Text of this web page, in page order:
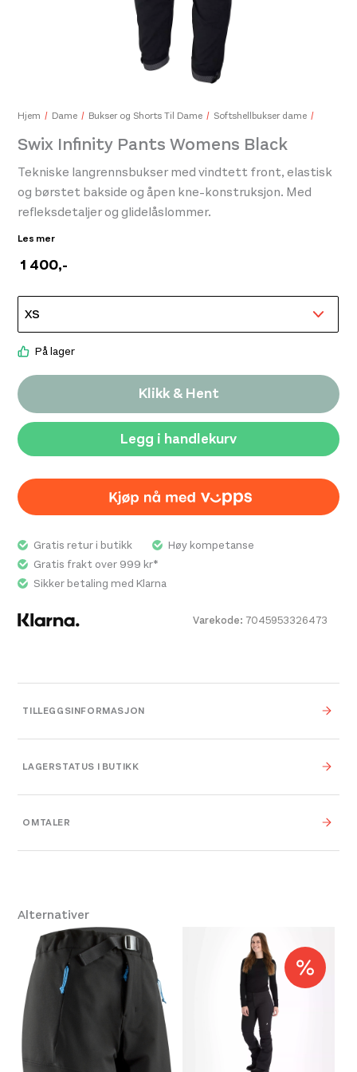
399,-
Hjem Dame Bukser og Shorts Til Dame Softshellbukser dame
Swix Infinity Pants Womens Black
1 400,-
Tekniske langrennsbukser med vindtett front, elastisk
og børstet bakside og åpen kne-konstruksjon. Med
refleksdetaljer og glidelåslommer.
komfort under kalde og vindfulle forhold. De har
vindtett front over lårene og elastisk materiale med
børstet innside på baksiden for varme og bevegelighet.
Den elastiske linningen med innvendig strammesnor gir
god passform. Lommer med glidelås gir trygg
oppbevaring. Glidelås nederst på bena og åpen kne-
konstruksjon gir maksimal bevegelsesfrihet.
Refleksdetaljer på leggene øker synligheten i mørket.
2-lags mykt skall
Miljøvennlig vannavstøtende behandling
(DWR)
Glidelåser på bena
På lager
Klikk & Hent
Legg i handlekurv
Varekode: 7045953326473
Les mer
Gratis retur i butikk
Høy kompetanse
Gratis frakt over 999 kr*
Sikker betaling med Klarna
TILLEGGSINFORMASJON
0,000 × 0,000 × 0,000
XS,S,M,L,XL,One
Farge
LAGERSTATUS I BUTIKK
Platou Bergen
OMTALER
Alternativer